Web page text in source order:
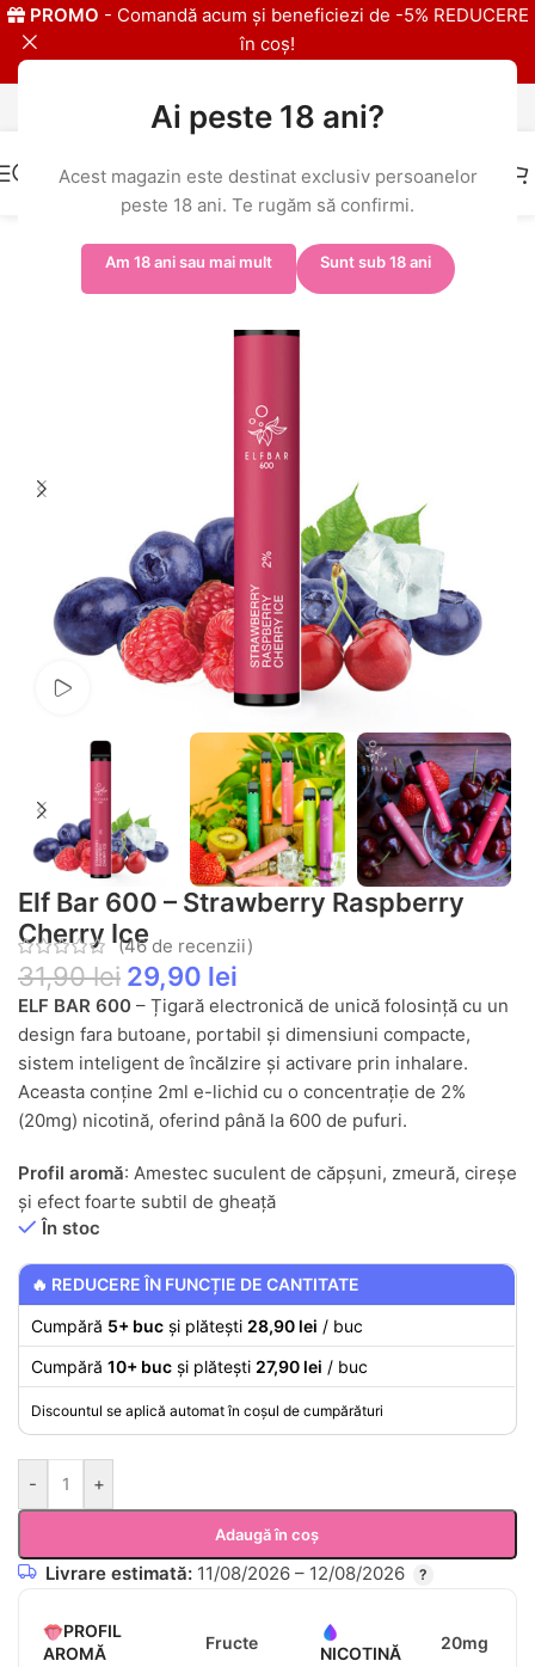
Ai peste 18 ani?
Acest magazin este destinat exclusiv persoanelor
peste 18 ani. Te rugăm să confirmi.
Am 18 ani sau mai mult Sunt sub 18 ani
PROMO - Comandă acum și beneficiezi de -5% REDUCERE
în coș!
IMPORTATOR EXLCUSIV ELFBAR
Shop/ELFBAR 600
Vezi video
Elf Bar 600 – Strawberry Raspberry
Cherry Ice
(46de recenzii)
31,90lei 29,90 lei
ELF BAR 600 – Țigară electronică de unică folosință cu un
design fara butoane, portabil și dimensiuni compacte,
sistem inteligent de încălzire și activare prin inhalare.
Aceasta conține 2ml e-lichid cu o concentrație de 2%
(20mg) nicotină, oferind până la 600 de pufuri.
Profil aromă: Amestec suculent de căpșuni, zmeură, cireșe
și efect foarte subtil de gheață
În stoc
🔥 REDUCERE ÎN FUNCȚIE DE CANTITATE
Cumpără 5+ buc și plătești 28,90 lei / buc
Cumpără 10+ buc și plătești 27,90 lei / buc
Discountul se aplică automat în coșul de cumpărături
- +
Adaugă în coș
Livrare estimată: 11/08/2026 – 12/08/2026
PROFIL
AROMĂ
Fructe
NICOTINĂ
20mg